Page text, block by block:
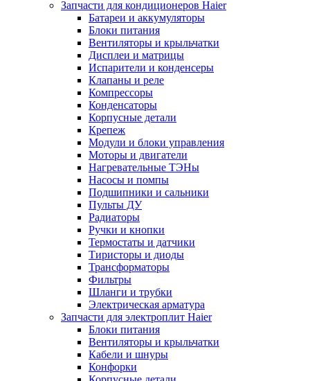
Запчасти для кондиционеров Haier
Батареи и аккумуляторы
Блоки питания
Вентиляторы и крыльчатки
Дисплеи и матрицы
Испарители и конденсеры
Клапаны и реле
Компрессоры
Конденсаторы
Корпусные детали
Крепеж
Модули и блоки управления
Моторы и двигатели
Нагревательные ТЭНы
Насосы и помпы
Подшипники и сальники
Пульты ДУ
Радиаторы
Ручки и кнопки
Термостаты и датчики
Тиристоры и диоды
Трансформаторы
Фильтры
Шланги и трубки
Электрическая арматура
Запчасти для электроплит Haier
Блоки питания
Вентиляторы и крыльчатки
Кабели и шнуры
Конфорки